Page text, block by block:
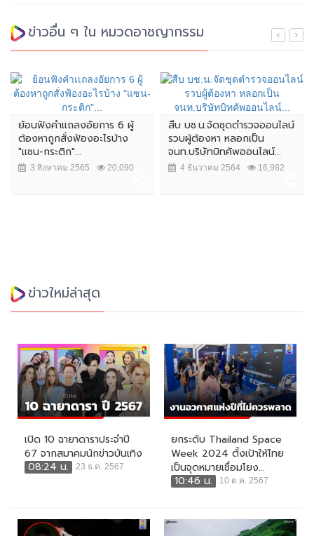
ข่าวอื่น ๆ ใน หมวดอาชญากรรม
ย้อนฟังคำเเถลงอัยการ 6 ผู้
ต้องหาถูกสั่งฟ้องอะไรบ้าง
"แซน-กระติก"...
3 สิงหาคม 2565 20,090
สืบ บช.น.จัดชุดตำรวจออนไลน์
รวบผู้ต้องหา หลอกเป็น
จนท.บริษัทบิทคัพออนไลน์...
4 ธันวาคม 2564 16,982
ข่าวใหม่ล่าสุด
เปิด 10 ฉายาดาราประจำปี
67 จากสมาคมนักข่าวบันเทิง
08:24 น.
23 ธ.ค. 2567
ยกระดับ Thailand Space
Week 2024 ตั้งเป้าให้ไทย
เป็นจุดหมายเชื่อมโยง...
10:46 น.
10 ต.ค. 2567